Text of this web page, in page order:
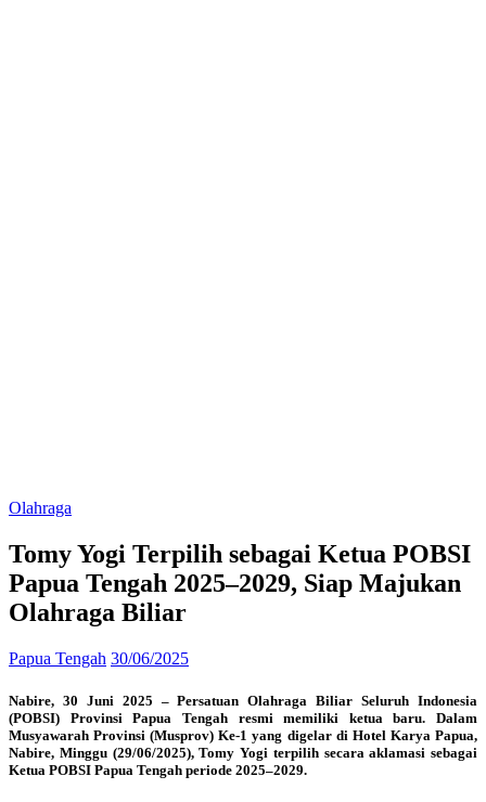
Olahraga
Tomy Yogi Terpilih sebagai Ketua POBSI
Papua Tengah 2025–2029, Siap Majukan
Olahraga Biliar
Papua Tengah 30/06/2025
Nabire, 30 Juni 2025 – Persatuan Olahraga Biliar Seluruh Indonesia
(POBSI) Provinsi Papua Tengah resmi memiliki ketua baru. Dalam
Musyawarah Provinsi (Musprov) Ke-1 yang digelar di Hotel Karya Papua,
Nabire, Minggu (29/06/2025), Tomy Yogi terpilih secara aklamasi sebagai
Ketua POBSI Papua Tengah periode 2025–2029.